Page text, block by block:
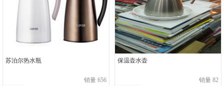
苏泊尔热水瓶
销量 656
保温壶水壶
销量 82